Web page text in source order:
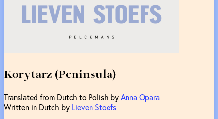
Korytarz (Peninsula)
Translated from Dutch to Polish byAnna Opara
Written in Dutch by Lieven Stoefs